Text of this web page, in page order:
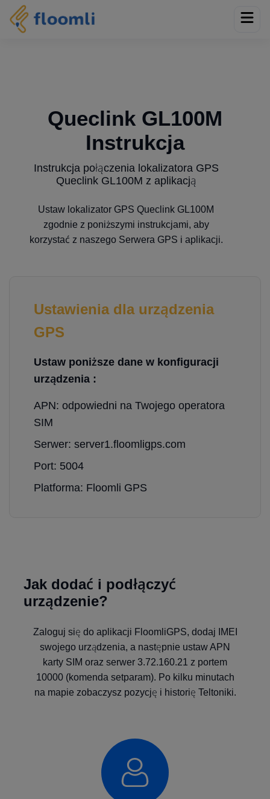
Queclink GL100M
Instrukcja
Instrukcja połączenia lokalizatora GPS
Queclink GL100M z aplikacją
Ustaw lokalizator GPS Queclink GL100M
zgodnie z poniższymi instrukcjami, aby
korzystać z naszego Serwera GPS i aplikacji.
Ustawienia dla urządzenia
GPS
Ustaw poniższe dane w konfiguracji
urządzenia :
APN: odpowiedni na Twojego operatora
SIM
Serwer: server1.floomligps.com
Port: 5004
Platforma: Floomli GPS
Jak dodać i podłączyć
urządzenie?
Zaloguj się do aplikacji FloomliGPS, dodaj IMEI
swojego urządzenia, a następnie ustaw APN
karty SIM oraz serwer 3.72.160.21 z portem
10000 (komenda setparam). Po kilku minutach
na mapie zobaczysz pozycję i historię Teltoniki.